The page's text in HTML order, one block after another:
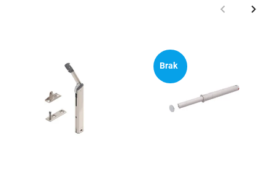
Poprzedni
keyboard_arrow_left keyboard_arrow_right
Brak